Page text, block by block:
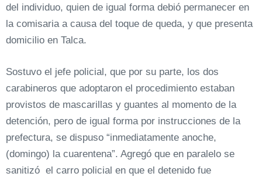
del individuo, quien de igual forma debió permanecer en
la comisaria a causa del toque de queda, y que presenta
domicilio en Talca.
Sostuvo el jefe policial, que por su parte, los dos
carabineros que adoptaron el procedimiento estaban
provistos de mascarillas y guantes al momento de la
detención, pero de igual forma por instrucciones de la
prefectura, se dispuso “inmediatamente anoche,
(domingo) la cuarentena”. Agregó que en paralelo se
sanitizó el carro policial en que el detenido fue